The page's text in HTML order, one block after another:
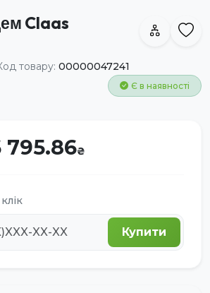
Claas
товару: 00000047241
Є в наявності
795.86
Купити